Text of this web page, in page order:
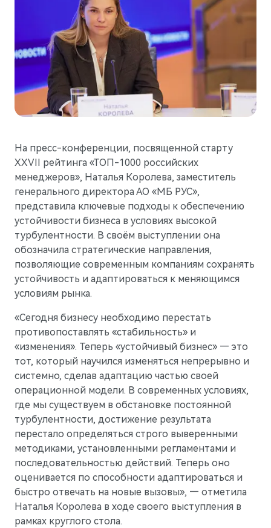
Стильный спортивный кроссовер
от 5 800 000 ₽
M7Представительский кроссовер
от 6 090 000 ₽
AITO
M5Стильный спортивный кроссовер
Руководства по эксплуатации
АКСЕССУАРЫ
Коллекция
Технические аксессуары
Телематические системы
Системы зарядки
Новости компании
СМИ о нас
Блогеры о нас
ПАРТНЕРЫ
На пресс-конференции, посвященной старту
XXVII рейтинга «ТОП-1000 российских
менеджеров», Наталья Королева, заместитель
генерального директора АО «МБ РУС»,
представила ключевые подходы к обеспечению
устойчивости бизнеса в условиях высокой
турбулентности. В своём выступлении она
обозначила стратегические направления,
позволяющие современным компаниям сохранять
устойчивость и адаптироваться к меняющимся
условиям рынка.
«Сегодня бизнесу необходимо перестать
противопоставлять «стабильность» и
«изменения». Теперь «устойчивый бизнес» — это
тот, который научился изменяться непрерывно и
системно, сделав адаптацию частью своей
операционной модели. В современных условиях,
где мы существуем в обстановке постоянной
турбулентности, достижение результата
перестало определяться строго выверенными
методиками, установленными регламентами и
последовательностью действий. Теперь оно
оценивается по способности адаптироваться и
быстро отвечать на новые вызовы», — отметила
Наталья Королева в ходе своего выступления в
рамках круглого стола.